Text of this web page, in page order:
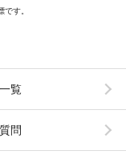
す。
覧
問